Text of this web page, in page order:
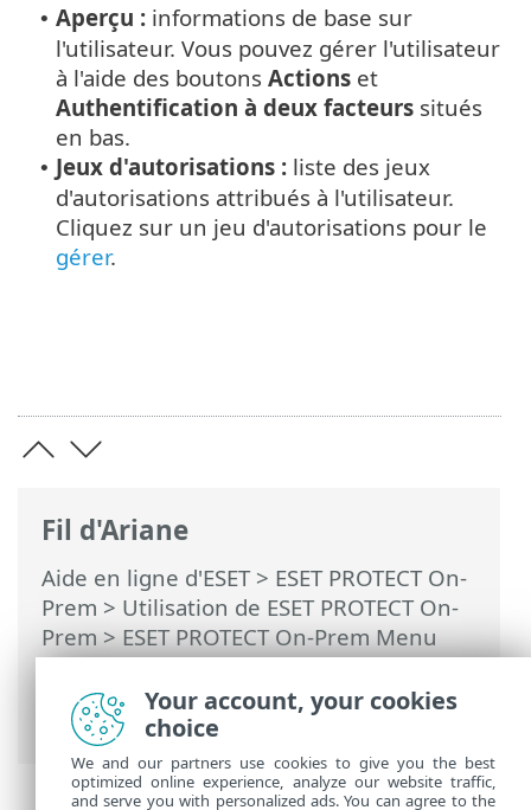
Fil d'Ariane
Aide en ligne d'ESET> ESET PROTECT On-
Prem > Utilisation de ESET PROTECT On-
Prem>ESET PROTECT On-Prem Menu
principal>Plus>Droits d’accès>
Utilisateurs> Actions utilisateur et
détails de l'utilisateur
• Aperçu : informations de base sur
l'utilisateur. Vous pouvez gérer l'utilisateur
à l'aide des boutons Actions et
Authentification à deux facteurs situés
en bas.
• Jeux d'autorisations : liste des jeux
d'autorisations attribués à l'utilisateur.
Cliquez sur un jeu d'autorisations pour le
gérer.
Your account, your cookies
choice
We and our partners use cookies to give you the best
optimized online experience, analyze our website traffic,
and serve you with personalized ads. You can agree to the